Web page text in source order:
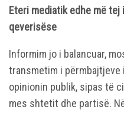
Eteri mediatik edhe më
qeverisëse
Informim jo i balancuar,
transmetim i
opinionin publik, sipas të
mes shtetit dhe partisë.